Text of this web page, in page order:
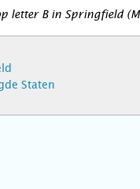
letter B in Springfield
Staten